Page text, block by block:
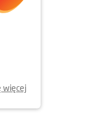
więcej